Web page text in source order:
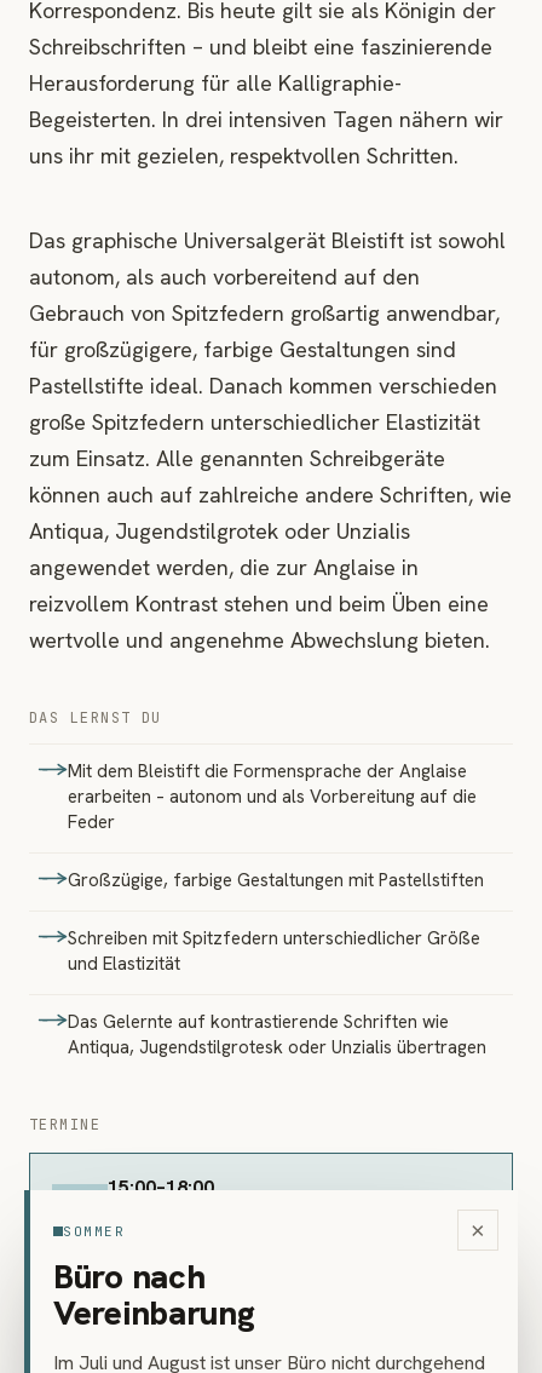
×
SOMMER
Büro nach
Vereinbarung
Im Juli und August ist unser Büro nicht durchgehend
Korrespondenz. Bis heute gilt sie als Königin der
Schreibschriften – und bleibt eine faszinierende
Herausforderung für alle Kalligraphie-
Begeisterten. In drei intensiven Tagen nähern wir
uns ihr mit gezielen, respektvollen Schritten.
Das graphische Universalgerät Bleistift ist sowohl
autonom, als auch vorbereitend auf den
Gebrauch von Spitzfedern großartig anwendbar,
für großzügigere, farbige Gestaltungen sind
Pastellstifte ideal. Danach kommen verschieden
große Spitzfedern unterschiedlicher Elastizität
zum Einsatz. Alle genannten Schreibgeräte
können auch auf zahlreiche andere Schriften, wie
Antiqua, Jugendstilgrotek oder Unzialis
angewendet werden, die zur Anglaise in
reizvollem Kontrast stehen und beim Üben eine
wertvolle und angenehme Abwechslung bieten.
DAS LERNST DU
Mit dem Bleistift die Formensprache der Anglaise
erarbeiten – autonom und als Vorbereitung auf die
Feder
Großzügige, farbige Gestaltungen mit Pastellstiften
Schreiben mit Spitzfedern unterschiedlicher Größe
und Elastizität
Das Gelernte auf kontrastierende Schriften wie
Antiqua, Jugendstilgrotesk oder Unzialis übertragen
TERMINE
15:00–18:00
20.09.2026 · Wien
Buchen